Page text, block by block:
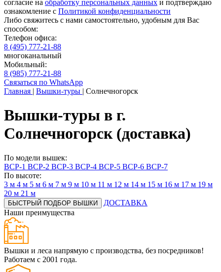
согласие на обработку персональных данных и подтверждаю
ознакомление с Политикой конфиденциальности
Либо свяжитесь с нами самостоятельно, удобным для Вас
способом:
Телефон офиса:
8 (495) 777-21-88
многоканальный
Мобильный:
8 (985) 777-21-88
Связаться по WhatsApp
Главная | Вышки-туры | Солнечногорск
Вышки-туры в г.
Солнечногорск (доставка)
По модели вышек:
ВСР-1 ВСР-2 ВСР-3 ВСР-4 ВСР-5 ВСР-6 ВСР-7
По высоте:
3 м 4 м 5 м 6 м 7 м 9 м 10 м 11 м 12 м 14 м 15 м 16 м 17 м 19 м
20 м 21 м
БЫСТРЫЙ ПОДБОР ВЫШКИ
ДОСТАВКА
Наши преимущества
Вышки и леса напрямую с производства, без посредников!
Работаем с 2001 года.